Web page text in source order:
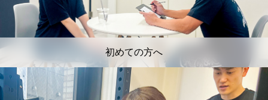
初めての方へ